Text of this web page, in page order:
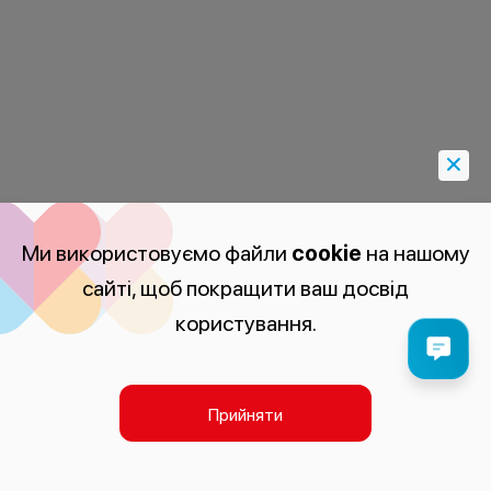
Ми використовуємо файли cookie на нашому
сайті, щоб покращити ваш досвід
користування.
Прийняти